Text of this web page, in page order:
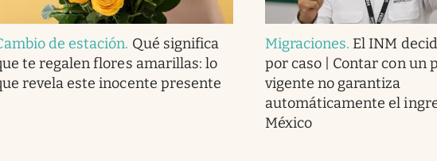
de estación. Qué significa
te regalen flores amarillas: lo
revela este inocente presente
Migraciones. El INM
por caso | Contar con un
vigente no garantiza
automáticamente el
México